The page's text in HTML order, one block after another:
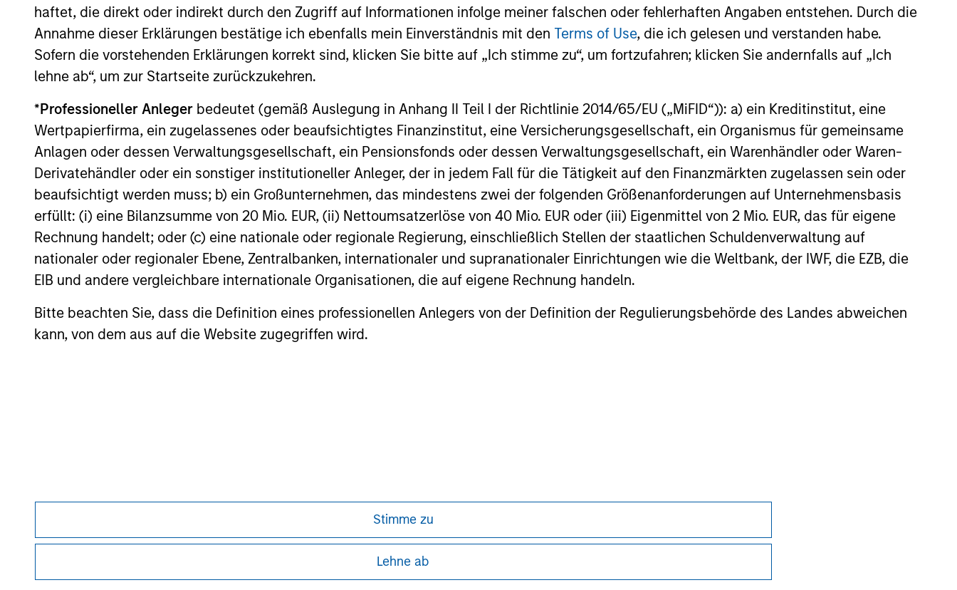
haftet, die direkt oder indirekt durch den Zugriff auf Informationen infolge meiner falschen oder fehlerhaften Angaben entstehen. Durch die
Annahme dieser Erklärungen bestätige ich ebenfalls mein Einverständnis mit den Terms of Use, die ich gelesen und verstanden habe.
Sofern die vorstehenden Erklärungen korrekt sind, klicken Sie bitte auf „Ich stimme zu“, um fortzufahren; klicken Sie andernfalls auf „Ich
lehne ab“, um zur Startseite zurückzukehren.
*Professioneller Anleger bedeutet (gemäß Auslegung in Anhang II Teil I der Richtlinie 2014/65/EU („MiFID“)): a) ein Kreditinstitut, eine
Wertpapierfirma, ein zugelassenes oder beaufsichtigtes Finanzinstitut, eine Versicherungsgesellschaft, ein Organismus für gemeinsame
Anlagen oder dessen Verwaltungsgesellschaft, ein Pensionsfonds oder dessen Verwaltungsgesellschaft, ein Warenhändler oder Waren-
Derivatehändler oder ein sonstiger institutioneller Anleger, der in jedem Fall für die Tätigkeit auf den Finanzmärkten zugelassen sein oder
beaufsichtigt werden muss; b) ein Großunternehmen, das mindestens zwei der folgenden Größenanforderungen auf Unternehmensbasis
erfüllt: (i) eine Bilanzsumme von 20 Mio. EUR, (ii) Nettoumsatzerlöse von 40 Mio. EUR oder (iii) Eigenmittel von 2 Mio. EUR, das für eigene
Rechnung handelt; oder (c) eine nationale oder regionale Regierung, einschließlich Stellen der staatlichen Schuldenverwaltung auf
nationaler oder regionaler Ebene, Zentralbanken, internationaler und supranationaler Einrichtungen wie die Weltbank, der IWF, die EZB, die
EIB und andere vergleichbare internationale Organisationen, die auf eigene Rechnung handeln.
Bitte beachten Sie, dass die Definition eines professionellen Anlegers von der Definition der Regulierungsbehörde des Landes abweichen
kann, von dem aus auf die Website zugegriffen wird.
Stimme zu
Lehne ab
TALES FROM THE EMERGING WORLD
From Electric Vehicles to
Manufacturing Leap
Humanoid robots sit at the intersection of
hardware, AI, manufacturing, real-world
data and customer integration. Longer-
term value may depend more on
intelligence, software and fleet learning.
Jerry Pang and Rose Kim examine how
move from televised spectacles to
manufacturing and commercial roles.
05-AUG-2026
BIG PICTURE
In thisBig Picture video,Jitania Kandhari
covers ten investment truths about AI:
from the extraordinary speed of the
infrastructure buildout, to the rise of
autonomous agents, to the two competing
architectures that will shape the
geopolitical order for decades.
07-JUL-2026
TALES FROM THE EMERGING WORLD
Market’s Comeback
A common thread across emerging
markets is an improvement in their terms
of trade, which is helping to strengthen
external balances, support currencies and
improve the earnings outlook for
domestically-oriented sectors. Paul Psaila
and Uday Tharar explain.
23-JUN-2026
May not represent all Team Members.
Morgan Stanley Careers